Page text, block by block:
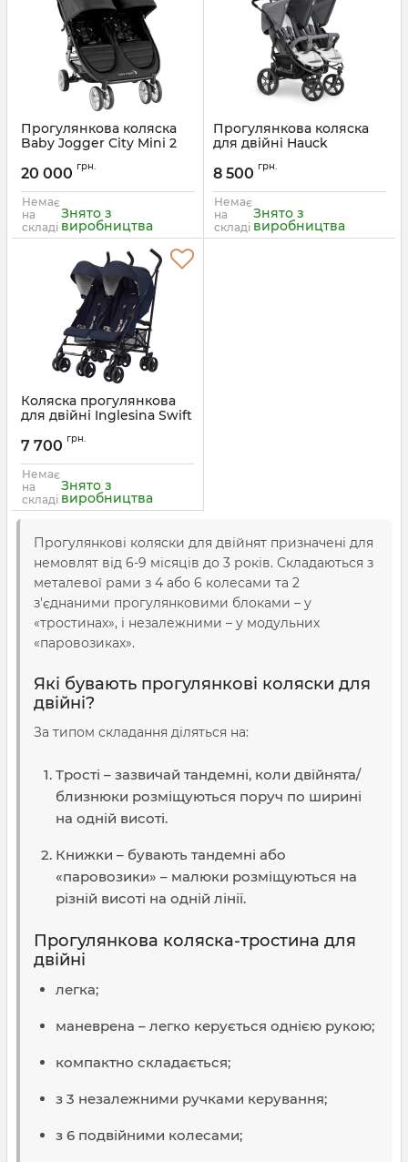
Прогулянкова коляска
Baby Jogger City Mini 2
Артикул:00047406169603
20 000 грн.
Немає
на
складі
Знято з
виробництва
Прогулянкова коляска
для двійні Hauck
Артикул: 512173
8 500 грн.
Немає
на
складі
Знято з
виробництва
Коляска прогулянкова
для двійні Inglesina Swift
Артикул: AH84H0MAR
7 700 грн.
Немає
на
складі
Знято з
виробництва
Прогулянкові коляски для двійнят призначені для
немовлят від 6-9 місяців до 3 років. Складаються з
металевої рами з 4 або 6 колесами та 2
з'єднаними прогулянковими блоками – у
«тростинах», і незалежними – у модульних
«паровозиках».
Які бувають прогулянкові коляски для
двійні?
За типом складання діляться на:
Трості – зазвичай тандемні, коли двійнята/
близнюки розміщуються поруч по ширині
на одній висоті.
Книжки – бувають тандемні або
«паровозики» – малюки розміщуються на
різній висоті на одній лінії.
Прогулянкова коляска-тростина для
двійні
легка;
маневрена – легко керується однією рукою;
компактно складається;
з 3 незалежними ручками керування;
з 6 подвійними колесами;